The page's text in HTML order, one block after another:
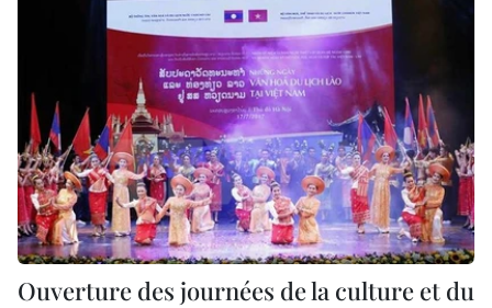
Ouverture des journées de la culture et du